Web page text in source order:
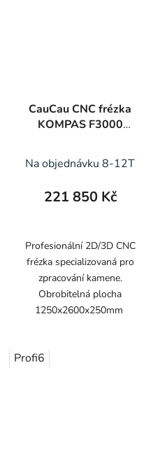
CauCau CNC frézka
KOMPAS F3000
Na objednávku 8-12T
221 850 Kč
Profesionální 2D/3D CNC
frézka specializovaná pro
zpracování kamene.
Obrobitelná plocha
1250x2600x250mm
Profi6